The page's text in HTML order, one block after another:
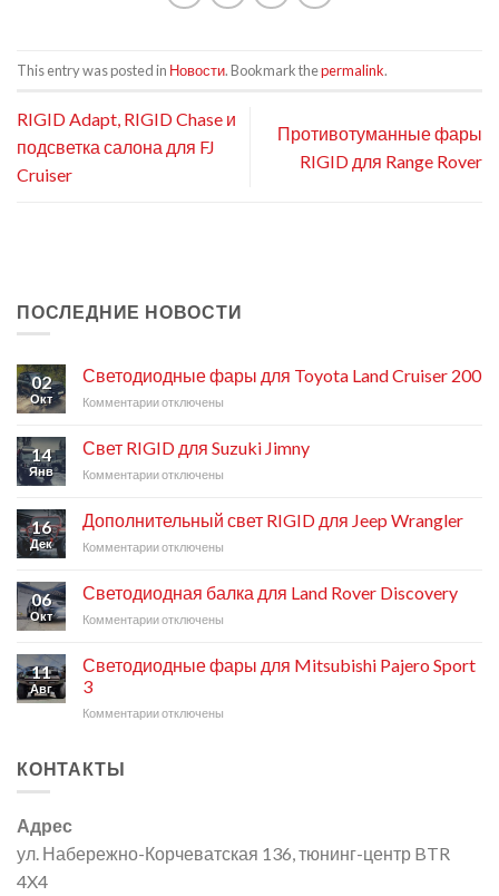
This entry was posted in Новости. Bookmark thepermalink.
RIGID Adapt, RIGID Chase и
подсветка салона для FJ
Cruiser
Противотуманные фары
RIGID для Range Rover
ПОСЛЕДНИЕ НОВОСТИ
02
Окт
Светодиодные фары для Toyota Land Cruiser 200
Комментариик
Светодиодные
фары
для
Land
200
отключены
14
Янв
Свет RIGID для Suzuki Jimny
Комментариик
RIGID
для
Jimny
отключены
16
Дек
Дополнительный свет RIGID для Jeep Wrangler
Комментариик
Дополнительный
свет
RIGID
Jeep
Wrangler
отключены
06
Окт
Светодиодная балка для Land Rover Discovery
Комментариик
Светодиодная
балка
Land
отключены
11
Авг
Светодиодные фары для Mitsubishi Pajero Sport
3
Комментариик
3
отключены
КОНТАКТЫ
Адрес
ул. Набережно-Корчеватская 136, тюнинг-центр BTR
4X4